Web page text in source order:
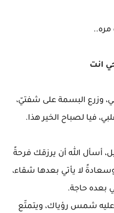
مره..
انت
وزرع البسمة على شفتيّ،
فيا لصباح الخير هذا.
أسأل الله أن يرزقك فرحةً
لا يأتي بعدها شقاء،
بعده حاجة.
شمس رؤياك، ويتمتّع